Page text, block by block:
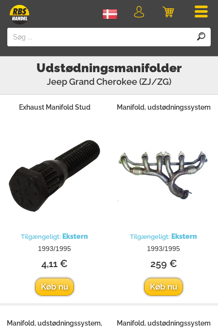
Indkøbskurv
Login
Udstødningsmanifolder
JeepGrand Cherokee (ZJ/ZG)
Exhaust Manifold Stud
Tilgængeligt: Ekstern
1993/1995
4,11 €
Køb nu
Manifold, udstødningssystem
Tilgængeligt: Ekstern
1993/1995
259 €
Køb nu
Manifold, udstødningssystem,
Manifold, udstødningssystem